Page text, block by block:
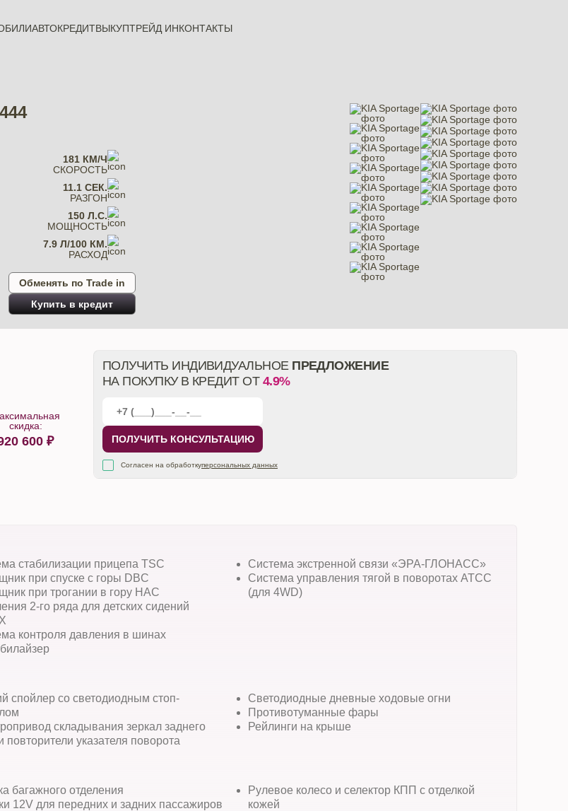
АВТОКРЕДИТВЫКУПТРЕЙД ИНКОНТАКТЫ
181 КМ/Ч
СКОРОСТЬ
11.1 СЕК.
РАЗГОН
150 Л.С.
МОЩНОСТЬ
7.9 Л/100 КМ.
РАСХОД
Обменять по Trade in
Купить в кредит
скидка:
600 ₽
ПОЛУЧИТЬ ИНДИВИДУАЛЬНОЕ ПРЕДЛОЖЕНИЕ
НА ПОКУПКУ В КРЕДИТ ОТ 4.9%
ПОЛУЧИТЬ КОНСУЛЬТАЦИЮ
Согласен на обработкуперсональных данных
стабилизации прицепа TSC
при спуске с горы DBC
при трогании в гору HAC
2-го ряда для детских сидений
контроля давления в шинах
Система экстренной связи «ЭРА-ГЛОНАСС»
Система управления тягой в поворотах ATCC
(для 4WD)
спойлер со светодиодным стоп-
складывания зеркал заднего
повторители указателя поворота
Светодиодные дневные ходовые огни
Противотуманные фары
Рейлинги на крыше
багажного отделения
12V для передних и задних пассажиров
Рулевое колесо и селектор КПП с отделкой
кожей